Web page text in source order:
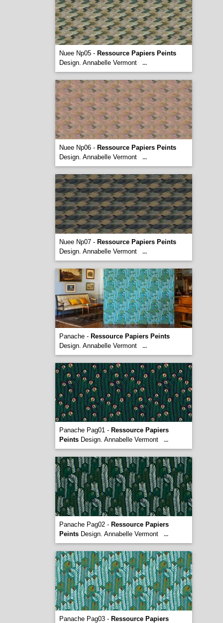
Nuee Np05 - Ressource Papiers Peints
Design. Annabelle Vermont
...
Nuee Np06 - Ressource Papiers Peints
Design. Annabelle Vermont
...
Nuee Np07 - Ressource Papiers Peints
Design. Annabelle Vermont
...
Panache - Ressource Papiers Peints
Design. Annabelle Vermont
...
Panache Pag01 - Ressource Papiers
PeintsDesign. Annabelle Vermont ...
Panache Pag02 - Ressource Papiers
PeintsDesign. Annabelle Vermont ...
Panache Pag03 - Ressource Papiers